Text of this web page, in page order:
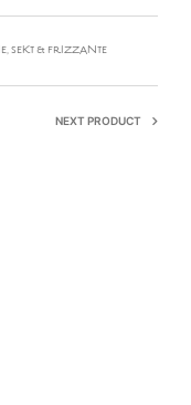
, SEKT & FRIZZANTE
NEXT PRODUCT